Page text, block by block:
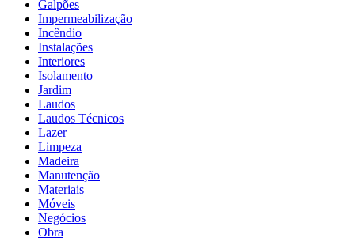
Galpões
Impermeabilização
Incêndio
Instalações
Interiores
Isolamento
Jardim
Laudos
Laudos Técnicos
Lazer
Limpeza
Madeira
Manutenção
Materiais
Móveis
Negócios
Obra